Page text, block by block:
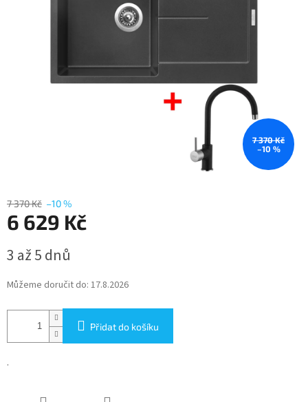
hvězdiček.
7 370 Kč
–10 %
7 370 Kč –10 %
6 629 Kč
cena:
3 až 5 dnů
Můžeme doručit do: 17.8.2026
Přidat do košíku
.